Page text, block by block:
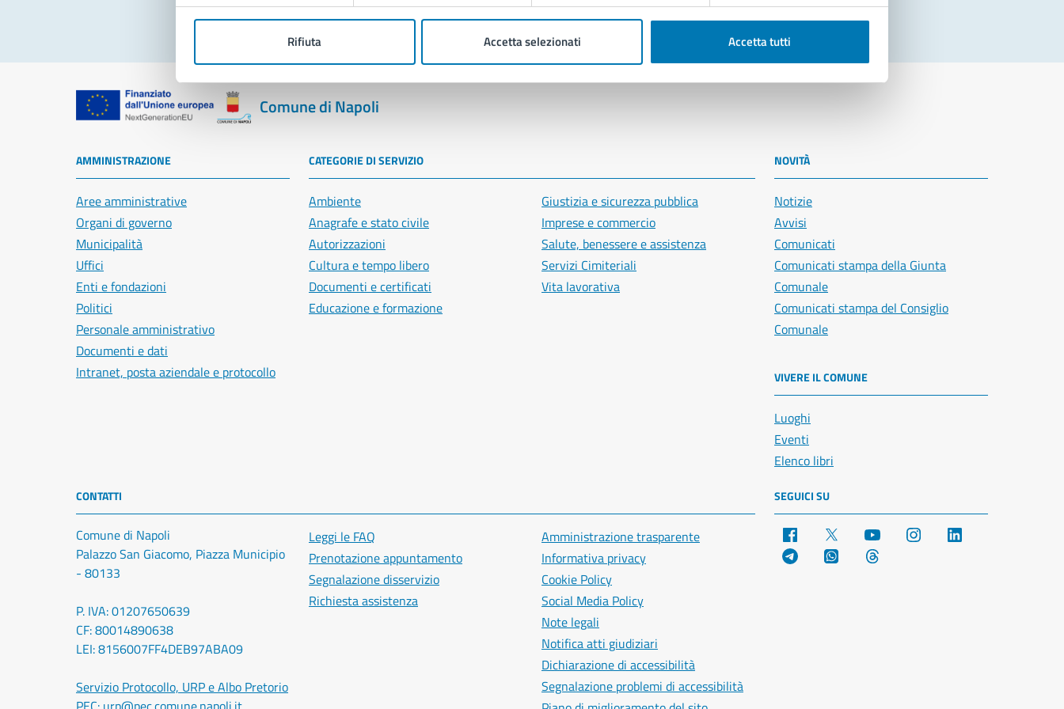
Rifiuta Accetta selezionati Accetta tutti
Comune di Napoli
AMMINISTRAZIONE
Aree amministrative
Organi di governo
Municipalità
Uffici
Enti e fondazioni
Politici
Personale amministrativo
Documenti e dati
Intranet, posta aziendale e protocollo
CATEGORIE DI SERVIZIO
Ambiente
Anagrafe e stato civile
Autorizzazioni
Cultura e tempo libero
Documenti e certificati
Educazione e formazione
Giustizia e sicurezza pubblica
Imprese e commercio
Salute, benessere e assistenza
Servizi Cimiteriali
Vita lavorativa
NOVITÀ
Notizie
Avvisi
Comunicati
Comunicati stampa della Giunta
Comunale
Comunicati stampa del Consiglio
Comunale
VIVERE IL COMUNE
Luoghi
Eventi
Elenco libri
CONTATTI
Comune di Napoli
Palazzo San Giacomo, Piazza Municipio
- 80133
P. IVA: 01207650639
CF: 80014890638
LEI: 8156007FF4DEB97ABA09
Servizio Protocollo, URP e Albo Pretorio
Leggi le FAQ
Prenotazione appuntamento
Segnalazione disservizio
Richiesta assistenza
Amministrazione trasparente
Informativa privacy
Cookie Policy
Social Media Policy
Note legali
Notifica atti giudiziari
Dichiarazione di accessibilità
Segnalazione problemi di accessibilità
SEGUICI SU
Facebook YouTube Instagram
Telegram WhatsApp